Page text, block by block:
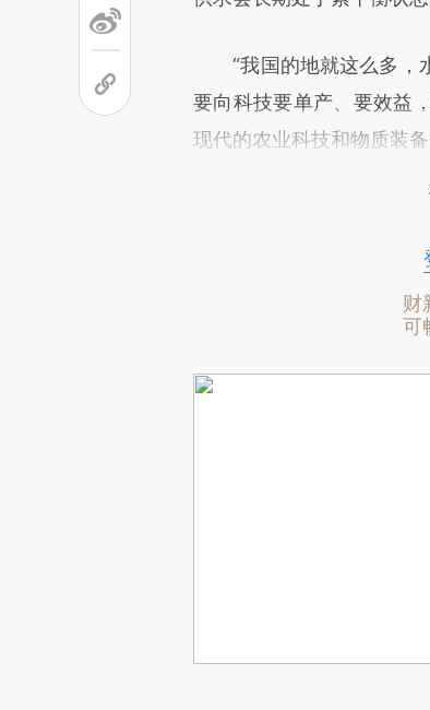
“我国的地就这么多，水
要向科技要单产、要效益
现代的农业科技和物质装
财
可